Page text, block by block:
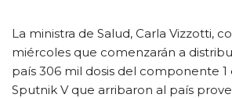
La ministra de Salud, Carla Vizzotti,
miércoles que comenzarán a
país 306 mil dosis del componente 1
Sputnik V que arribaron al país